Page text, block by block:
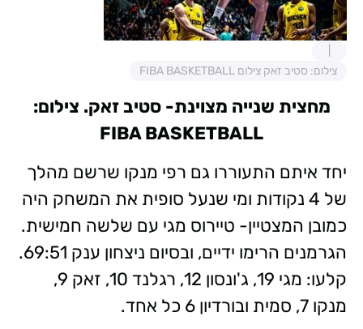
צילום: סטיב זאק צילום FIBA BASKETBALL
מחצית שנייה מצוינת- סטיב זאק. צילום:
FIBA BASKETBALL
יחד איתם התעוררו גם רפי מנקו שרשם מהלך
של 4 נקודות ומי שנעל סופית את המשחק היה
כמובן המצטיין- טיירוס מגי עם שלשה חמישית.
הגרמנים הרימו ידיים, ובסיום ניצחון ענק 69:51.
קלעו: מגי 19, ג'ונסון 12, רגלנד 10, זאק 9,
מנקו 7, סמית ובורדיון 6 כל אחד.